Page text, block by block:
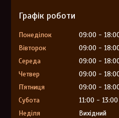
Графік роботи
Понеділок 09:00
Вівторок
09:00
Середа
09:00
Четвер
09:00
Пʼятниця
09:00
Субота
11:00
13:00
Неділя
Вихідний